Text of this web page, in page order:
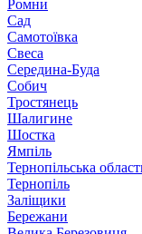
Ромни
Сад
Самотоївка
Свеса
Середина-Буда
Собич
Тростянець
Шалигине
Шостка
Ямпіль
Тернопільська
Тернопіль
Заліщики
Бережани